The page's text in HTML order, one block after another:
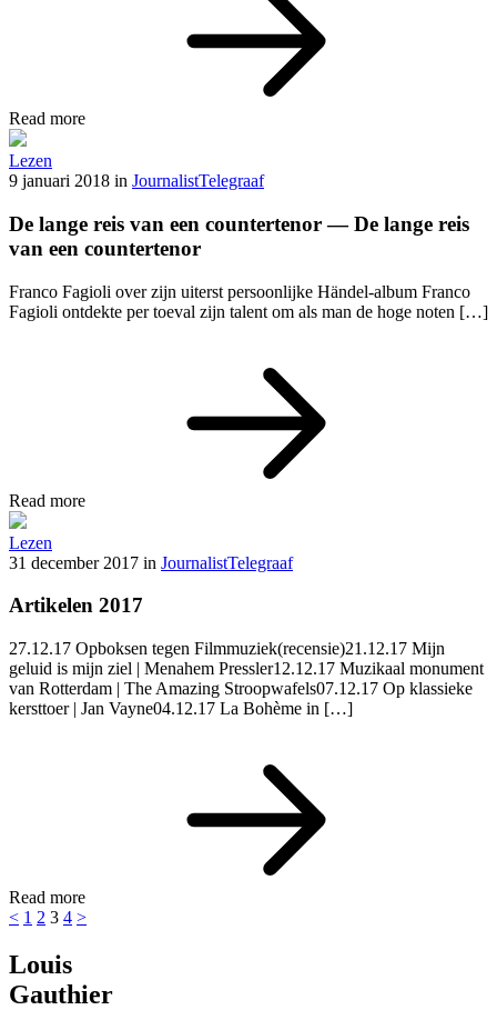
Read more
Lezen
9 januari 2018 in JournalistTelegraaf
De lange reis van een countertenor — De lange reis
van een countertenor
Franco Fagioli over zijn uiterst persoonlijke Händel-album Franco
Fagioli ontdekte per toeval zijn talent om als man de hoge noten […]
Read more
Lezen
31 december 2017 in JournalistTelegraaf
Artikelen 2017
27.12.17 Opboksen tegen Filmmuziek(recensie)21.12.17 Mijn
geluid is mijn ziel | Menahem Pressler12.12.17 Muzikaal monument
van Rotterdam | The Amazing Stroopwafels07.12.17 Op klassieke
kersttoer | Jan Vayne04.12.17 La Bohème in […]
Read more
Berichten
paginering
< 1 2 3 4 >
Louis
Gauthier